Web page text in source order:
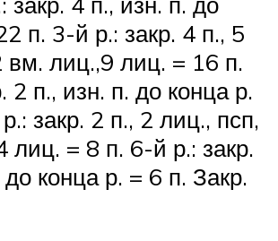
п. 3-й р.: закр. 4 п., 5
вм. лиц.,9 лиц. = 16 п.
2 п., изн. п. до конца р.
закр. 2 п., 2 лиц., псп,
лиц. = 8 п. 6-й р.: закр.
конца р. = 6 п. Закр.